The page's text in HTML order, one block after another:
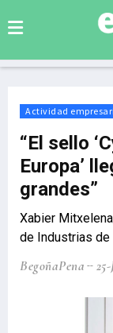
Actividad
“El sello
Europa’
grandes”
Xabier
de Industrias de
BegoñaPena